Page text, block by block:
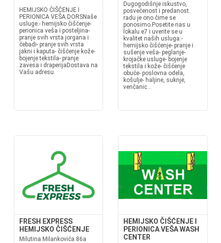
HEMIJSKO ČIŠĆENJE I
PERIONICA VEŠA DORSNaše
usluge:- hemijsko čišćenje-
perionica veša i posteljina-
pranje svih vrsta jorgana i
ćebadi- pranje svih vrsta
jakni i kaputa- čišćenje kože-
bojenje tekstila- pranje
zavesa i draperijaDostava na
Vašu adresu.
Dugogodišnje iskustvo,
posvećenost i predanost
radu je ono čime se
ponosimo.Posetite nas u
lokalu e7 i uverite se u
kvalitet naših usluga:-
hemijsko čišćenje- pranje i
sušenje veša- peglanje-
krojačke usluge- bojenje
tekstila i kože- čišćenje
obuće- poslovna odela,
košulje- haljine, suknje,
venčanic...
FRESH EXPRESS
HEMIJSKO ČIŠĆENJE
Milutina Milankovića 86a
HEMIJSKO ČIŠĆENJE I
PERIONICA VEŠA WASH
CENTER